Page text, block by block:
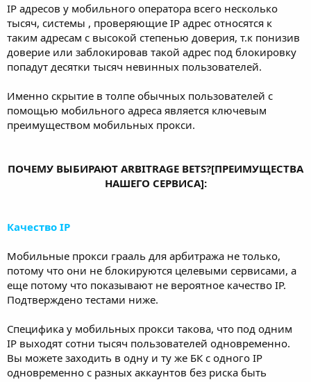
IP адресов у мобильного оператора всего несколько
тысяч, системы , проверяющие IP адрес относятся к
таким адресам с высокой степенью доверия, т.к понизив
доверие или заблокировав такой адрес под блокировку
попадут десятки тысяч невинных пользователей.
Именно скрытие в толпе обычных пользователей с
помощью мобильного адреса является ключевым
преимуществом мобильных прокси.
ПОЧЕМУ ВЫБИРАЮТ ARBITRAGE BETS?[ПРЕИМУЩЕСТВА
НАШЕГО СЕРВИСА]:
Качество IP
Мобильные прокси грааль для арбитража не только,
потому что они не блокируются целевыми сервисами, а
еще потому что показывают не вероятное качество IP.
Подтверждено тестами ниже.
Специфика у мобильных прокси такова, что под одним
IP выходят сотни тысяч пользователей одновременно.
Вы можете заходить в одну и ту же БК с одного IP
одновременно с разных аккаунтов без риска быть